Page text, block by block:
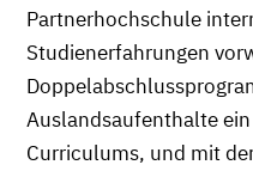
Partnerhochschule
Studienerfahrungen
Auslandsaufenthalte
Curriculums, und mit